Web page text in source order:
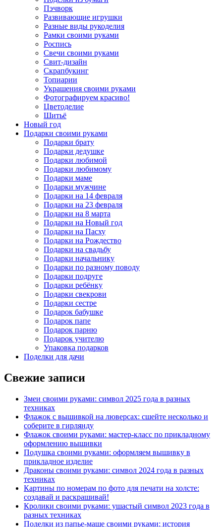
Пэчворк
Развивающие игрушки
Разные виды рукоделия
Рамки своими руками
Роспись
Свечи своими руками
Свит-дизайн
Скрапбукинг
Топиарии
Украшения своими руками
Фотографируем красиво!
Цветоделие
Шитьё
Новый год
Подарки своими руками
Подарки брату
Подарки дедушке
Подарки любимой
Подарки любимому
Подарки маме
Подарки мужчине
Подарки на 14 февраля
Подарки на 23 февраля
Подарки на 8 марта
Подарки на Новый год
Подарки на Пасху
Подарки на Рождество
Подарки на свадьбу
Подарки начальнику
Подарки по разному поводу
Подарки подруге
Подарки ребёнку
Подарки свекрови
Подарки сестре
Подарок бабушке
Подарок папе
Подарок парню
Подарок учителю
Упаковка подарков
Поделки для дачи
Свежие записи
Змеи своими руками: символ 2025 года в разных
техниках
Флажок с вышивкой на люверсах: сшейте несколько и
соберите в гирлянду
Флажок своими руками: мастер-класс по прикладному
оформлению вышивки
Подушка своими руками: оформляем вышивку в
прикладное изделие
Драконы своими руками: символ 2024 года в разных
техниках
Картины по номерам по фото для печати на холсте:
создавай и раскрашивай!
Кролики своими руками: ушастый символ 2023 года в
разных техниках
Поделки из папье-маше своими руками: история